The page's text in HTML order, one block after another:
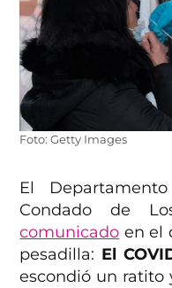
Foto: Getty Images
El
Condado de
comunicado en el
pesadilla: El
escondió un ratito